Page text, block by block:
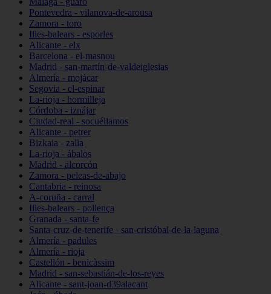
Pontevedra - vilanova-de-arousa
Zamora - toro
Illes-balears - esporles
Alicante - elx
Barcelona - el-masnou
Madrid - san-martín-de-valdeiglesias
Almería - mojácar
Segovia - el-espinar
La-rioja - hormilleja
Córdoba - iznájar
Ciudad-real - socuéllamos
Alicante - petrer
Bizkaia - zalla
La-rioja - ábalos
Madrid - alcorcón
Zamora - peleas-de-abajo
Cantabria - reinosa
A-coruña - carral
Illes-balears - pollença
Granada - santa-fe
Santa-cruz-de-tenerife - san-cristóbal-de-la-laguna
Almería - padules
Almería - rioja
Castellón - benicàssim
Madrid - san-sebastián-de-los-reyes
Alicante - sant-joan-d39alacant